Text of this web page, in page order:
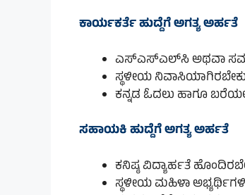
ಕಾರ್ಯಕರ್ತೆ ಹುದ್ದೆಗೆ ಅಗತ್ಯ ಅರ್ಹತೆ
ಎಸ್‌ಎಸ್‌ಎಲ್‌ಸಿ ಅಥವಾ
ಸ್ಥಳೀಯ
ಕನ್ನಡ ಓದಲು ಹಾಗೂ
ಸಹಾಯಕಿ ಹುದ್ದೆಗೆ ಅಗತ್ಯ ಅರ್ಹತೆ
ಕನಿಷ್ಠ ವಿದ್ಯಾರ್ಹತೆ
ಸ್ಥಳೀಯ ಮಹಿಳಾ